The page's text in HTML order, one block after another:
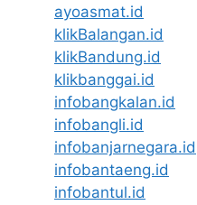
ayoasmat.id
klikBalangan.id
klikBandung.id
klikbanggai.id
infobangkalan.id
infobangli.id
infobanjarnegara.id
infobantaeng.id
infobantul.id